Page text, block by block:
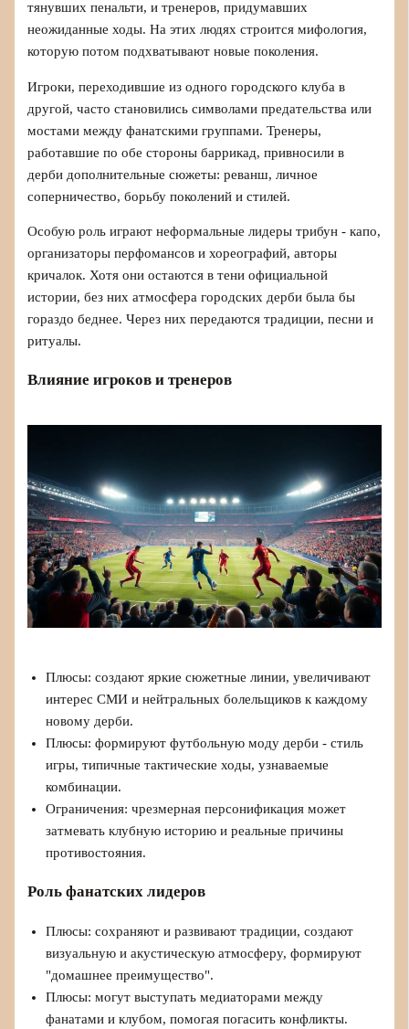
тянувших пенальти, и тренеров, придумавших
неожиданные ходы. На этих людях строится мифология,
которую потом подхватывают новые поколения.
Игроки, переходившие из одного городского клуба в
другой, часто становились символами предательства или
мостами между фанатскими группами. Тренеры,
работавшие по обе стороны баррикад, привносили в
дерби дополнительные сюжеты: реванш, личное
соперничество, борьбу поколений и стилей.
Особую роль играют неформальные лидеры трибун - капо,
организаторы перфомансов и хореографий, авторы
кричалок. Хотя они остаются в тени официальной
истории, без них атмосфера городских дерби была бы
гораздо беднее. Через них передаются традиции, песни и
ритуалы.
Влияние игроков и тренеров
Плюсы: создают яркие сюжетные линии, увеличивают
интерес СМИ и нейтральных болельщиков к каждому
новому дерби.
Плюсы: формируют футбольную моду дерби - стиль
игры, типичные тактические ходы, узнаваемые
комбинации.
Ограничения: чрезмерная персонификация может
затмевать клубную историю и реальные причины
противостояния.
Роль фанатских лидеров
Плюсы: сохраняют и развивают традиции, создают
визуальную и акустическую атмосферу, формируют
"домашнее преимущество".
Плюсы: могут выступать медиаторами между
фанатами и клубом, помогая погасить конфликты.